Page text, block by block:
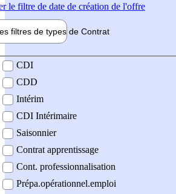
le filtre de date de création de l'offre
filtres de types de Contrat
contrat
CDI
CDD
Intérim
CDI Intérimaire
Saisonnier
Contrat apprentissage
Cont. professionnalisation
Prépa.opérationnel.emploi